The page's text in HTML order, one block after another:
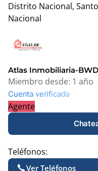
Distrito Nacional,
Nacional
+
−
Atlas Inmobiliaria-
Miembro desde: 1 año
Cuenta verificada
Agente
Teléfonos:
Ver Teléfonos